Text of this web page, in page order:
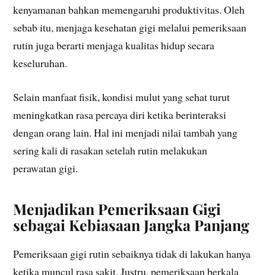
kenyamanan bahkan memengaruhi produktivitas. Oleh
sebab itu, menjaga kesehatan gigi melalui pemeriksaan
rutin juga berarti menjaga kualitas hidup secara
keseluruhan.
Selain manfaat fisik, kondisi mulut yang sehat turut
meningkatkan rasa percaya diri ketika berinteraksi
dengan orang lain. Hal ini menjadi nilai tambah yang
sering kali di rasakan setelah rutin melakukan
perawatan gigi.
Menjadikan Pemeriksaan Gigi
sebagai Kebiasaan Jangka Panjang
Pemeriksaan gigi rutin sebaiknya tidak di lakukan hanya
ketika muncul rasa sakit. Justru, pemeriksaan berkala